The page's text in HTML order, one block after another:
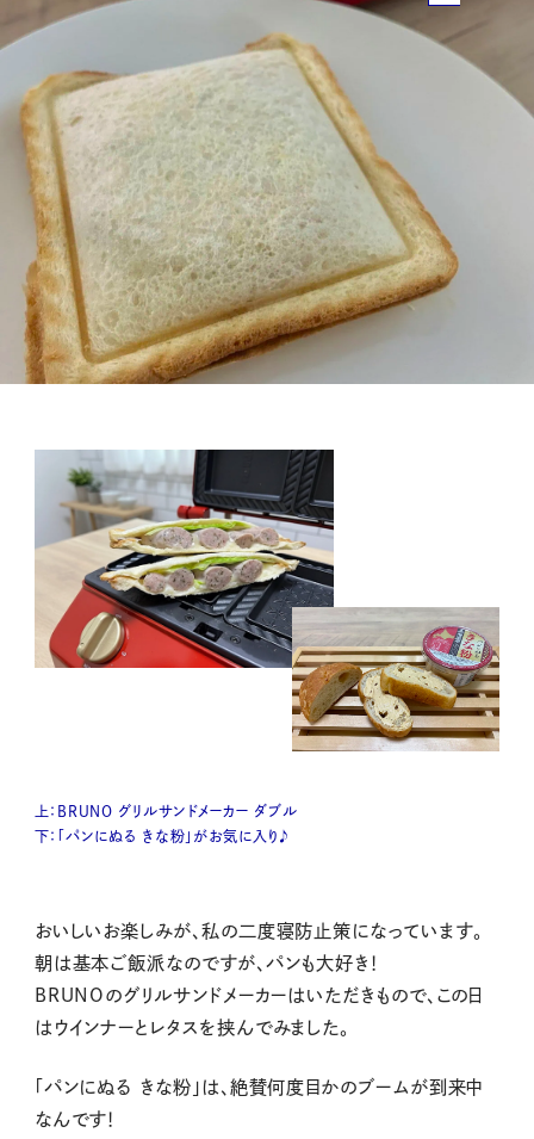
上：BRUNO グリルサンドメーカー ダブル
下：「パンにぬる きな粉」がお気に入り♪
おいしいお楽しみが、私の二度寝防止策になっています。
朝は基本ご飯派なのですが、パンも大好き！
BRUNOのグリルサンドメーカーはいただきもので、この日
はウインナーとレタスを挟んでみました。
「パンにぬる きな粉」は、絶賛何度目かのブームが到来中
なんです！